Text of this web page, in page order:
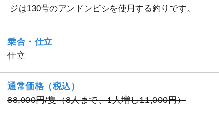
ジは130号のアンドンビシを使用する釣りです。
乗合・仕立
仕立
通常価格（税込）
88,000円/隻（8人まで、1人増し11,000円）